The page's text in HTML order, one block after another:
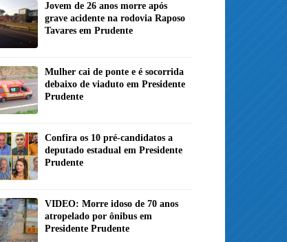
Jovem de 26 anos morre após
grave acidente na rodovia Raposo
Tavares em Prudente
Mulher cai de ponte e é socorrida
debaixo de viaduto em Presidente
Prudente
Confira os 10 pré-candidatos a
deputado estadual em Presidente
Prudente
VIDEO: Morre idoso de 70 anos
atropelado por ônibus em
Presidente Prudente